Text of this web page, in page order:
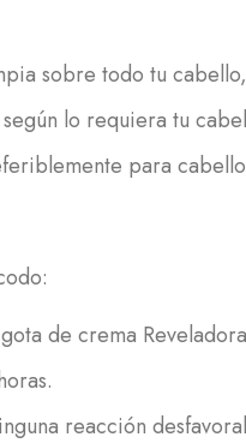
sobre todo tu
lo requiera tu
para
de crema
reacción